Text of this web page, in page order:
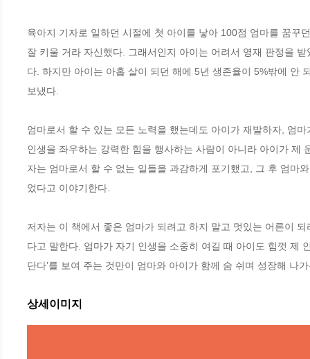
육아지 기자로 일하던 시절에 첫 아이를 낳아 100점 엄마를 꿈꾸
잘 키울 거라 자신했다. 그래서인지 아이는 어려서 영재 판정을
다. 하지만 아이는 아홉 살이 되던 해에 5년 생존율이 5%밖에 안
보냈다.
엄마로서 할 수 있는 모든 노력을 했는데도 아이가 재발하자, 엄
인생을 좌우하는 강력한 힘을 행사하는 사람이 아니라 아이가 제
자는 엄마로서 할 수 없는 일들을 과감하게 포기했고, 그 후 엄마
었다고 이야기한다.
저자는 이 책에서 좋은 엄마가 되려고 하지 말고 멋있는 어른이
다고 말한다. 엄마가 자기 인생을 소중히 여길 때 아이도 힘껏 제
단다’를 보여 주는 것만이 엄마와 아이가 함께 숨 쉬며 성장해 나
상세이미지